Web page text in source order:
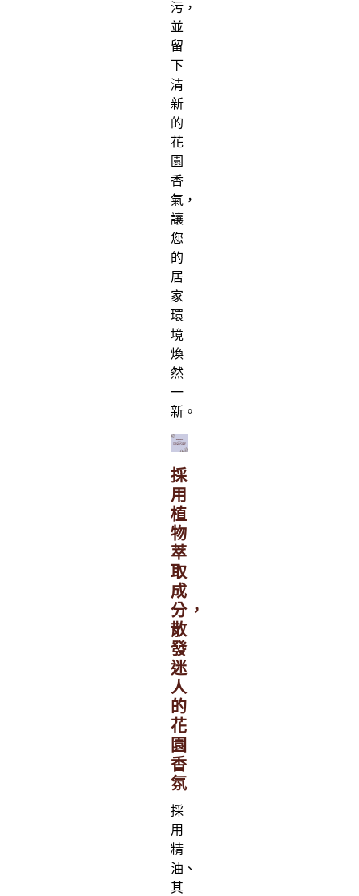
污，
並
留
下
清
新
的
花
園
香
氣，
讓
您
的
居
家
環
境
煥
然
一
新。
採
用
植
物
萃
取
成
分，
散
發
迷
人
的
花
園
香
氛
採
用
精
油、
其